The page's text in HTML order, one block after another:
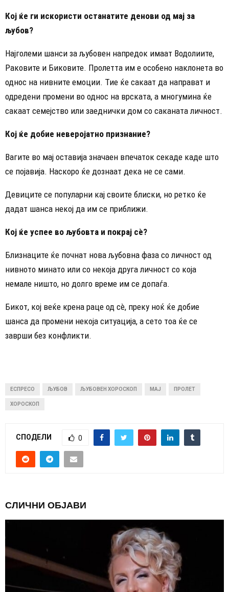
Кој ќе ги искористи останатите денови од мај за
љубов?
Најголеми шанси за љубовен напредок имаат Водолиите,
Раковите и Биковите. Пролетта им е особено наклонета во
однос на нивните емоции. Тие ќе сакаат да направат и
одредени промени во однос на врската, а многумина ќе
сакаат семејство или заеднички дом со саканата личност.
Кој ќе добие неверојатно признание?
Вагите во мај оставија значаен впечаток секаде каде што
се појавија. Наскоро ќе дознаат дека не се сами.
Девиците се популарни кај своите блиски, но ретко ќе
дадат шанса некој да им се приближи.
Кој ќе успее во љубовта и покрај сè?
Близнаците ќе почнат нова љубовна фаза со личност од
нивното минато или со некоја друга личност со која
немале ништо, но долго време им се допаѓа.
Бикот, кој веќе крена раце од сè, преку ноќ ќе добие
шанса да промени некоја ситуација, а сето тоа ќе се
заврши без конфликти.
ЕСПРЕСО ЉУБОВ ЉУБОВЕН ХОРОСКОП МАЈ ПРОЛЕТ
ХОРОСКОП
СПОДЕЛИ 0
СЛИЧНИ ОБЈАВИ